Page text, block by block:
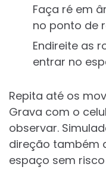
Faça ré em
no ponto de
Endireite as
entrar no
Repita até os
Grava com o
observar.
direção também
espaço sem